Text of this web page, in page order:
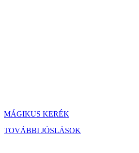
MÁGIKUS KERÉK
TOVÁBBI JÓSLÁSOK